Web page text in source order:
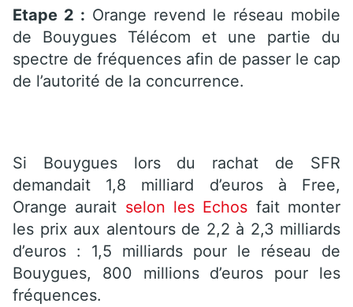
Etape 2 : Orange revend le réseau mobile
de Bouygues Télécom et une partie du
spectre de fréquences afin de passer le cap
de l’autorité de la concurrence.
Si Bouygues lors du rachat de SFR
demandait 1,8 milliard d’euros à Free,
Orange aurait selon les Echos fait monter
les prix aux alentours de 2,2 à 2,3 milliards
d’euros : 1,5 milliards pour le réseau de
Bouygues, 800 millions d’euros pour les
fréquences.